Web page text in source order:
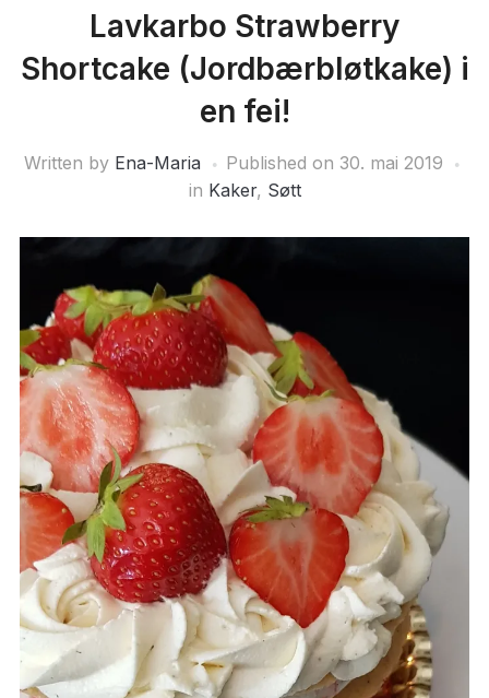
Lavkarbo Strawberry
Shortcake (Jordbærbløtkake) i
en fei!
Written by Ena-Maria Published on 30. mai 2019
in Kaker, Søtt